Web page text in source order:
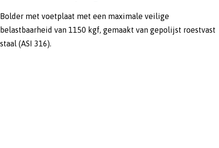
Bolder met voetplaat met een maximale veilige
belastbaarheid van 1150 kgf, gemaakt van gepolijst roestvast
staal (ASI 316).